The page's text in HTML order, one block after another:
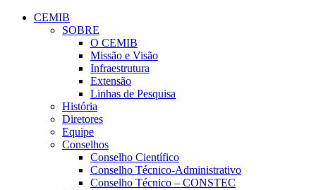
Página Inicial CEMIB –
Conteúdo principal
CEMIB
SOBRE
O CEMIB
Missão e Visão
Infraestrutura
Extensão
Linhas de Pesquisa
História
Diretores
Equipe
Conselhos
Conselho Científico
Conselho Técnico-Administrativo
Conselho Técnico – CONSTEC